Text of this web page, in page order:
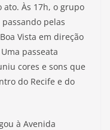
Às 17h, o grupo
pelas
Vista em direção
passeata
cores e sons que
do Recife e do
à Avenida